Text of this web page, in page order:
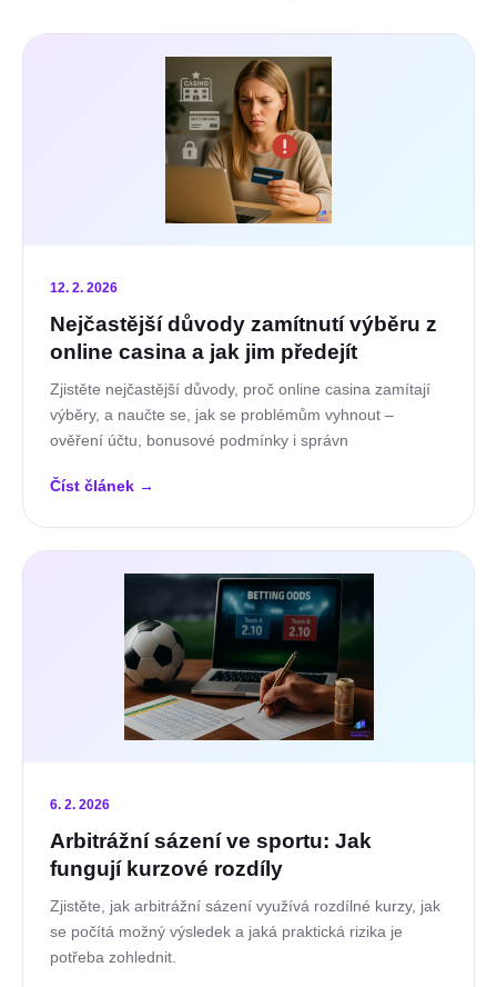
12. 2. 2026
Nejčastější důvody zamítnutí výběru z
online casina a jak jim předejít
Zjistěte nejčastější důvody, proč online casina zamítají
výběry, a naučte se, jak se problémům vyhnout –
ověření účtu, bonusové podmínky i správn
Číst článek →
6. 2. 2026
Arbitrážní sázení ve sportu: Jak
fungují kurzové rozdíly
Zjistěte, jak arbitrážní sázení využívá rozdílné kurzy, jak
se počítá možný výsledek a jaká praktická rizika je
potřeba zohlednit.